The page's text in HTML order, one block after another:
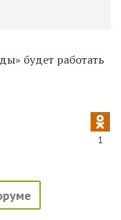
будет работать
1